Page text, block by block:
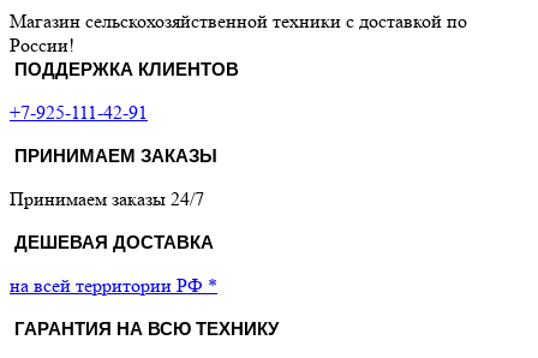
Магазин сельскохозяйственной техники с доставкой по
России!
ПОДДЕРЖКА КЛИЕНТОВ
+7-925-111-42-91
ПРИНИМАЕМ ЗАКАЗЫ
Принимаем заказы 24/7
ДЕШЕВАЯ ДОСТАВКА
на всей территории РФ *
ГАРАНТИЯ НА ВСЮ ТЕХНИКУ